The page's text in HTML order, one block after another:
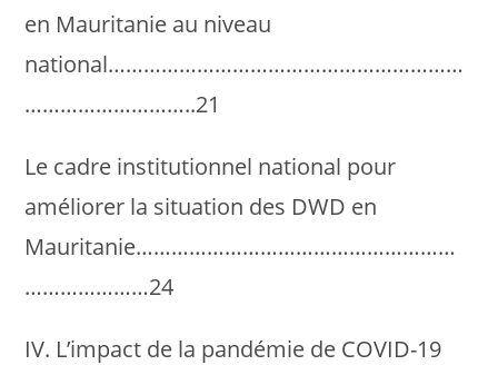
en Mauritanie au niveau
national……………………………………………………
………………………..21
Le cadre institutionnel national pour
améliorer la situation des DWD en
Mauritanie………………………………………………
…………………24
IV. L’impact de la pandémie de COVID-19